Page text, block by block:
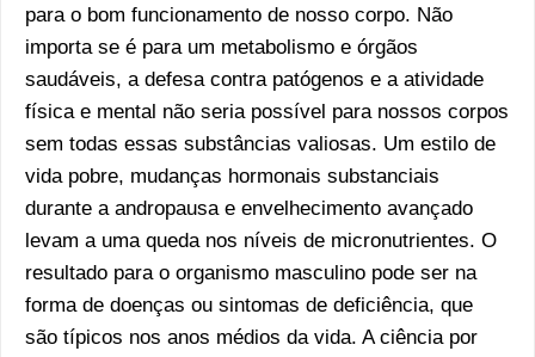
para o bom funcionamento de nosso corpo. Não
importa se é para um metabolismo e órgãos
saudáveis, a defesa contra patógenos e a atividade
física e mental não seria possível para nossos corpos
sem todas essas substâncias valiosas. Um estilo de
vida pobre, mudanças hormonais substanciais
durante a andropausa e envelhecimento avançado
levam a uma queda nos níveis de micronutrientes. O
resultado para o organismo masculino pode ser na
forma de doenças ou sintomas de deficiência, que
são típicos nos anos médios da vida. A ciência por